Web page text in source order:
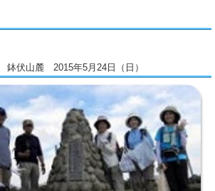
伏山麓 2015年5月24日（日）